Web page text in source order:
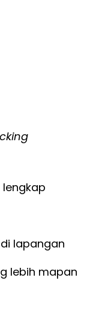
lapangan
lebih mapan